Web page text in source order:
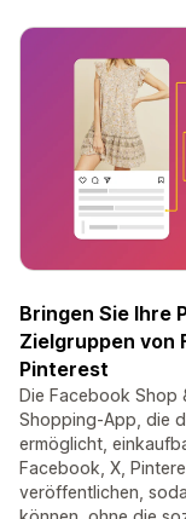
Bringen Sie Ihre
Zielgruppen von
Pinterest
Die Facebook Shop
Shopping-App, die
ermöglicht,
Facebook, X,
veröffentlichen,